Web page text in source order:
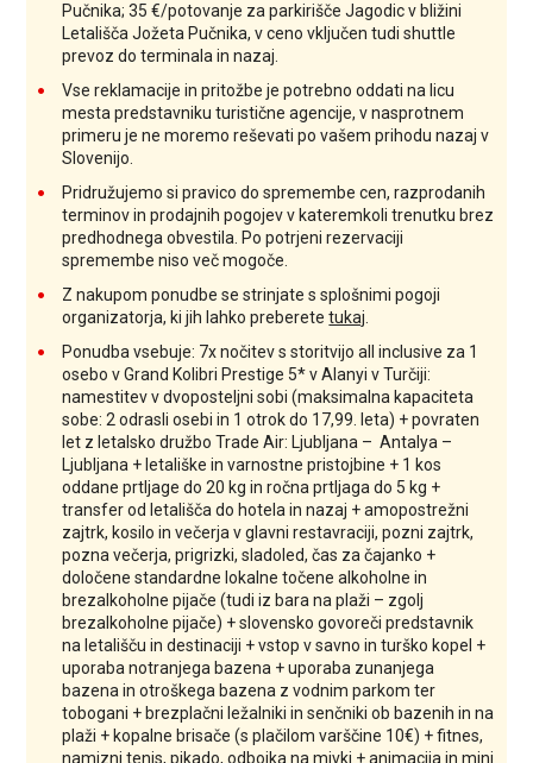
Pučnika; 35 €/potovanje za parkirišče Jagodic v bližini
Letališča Jožeta Pučnika, v ceno vključen tudi shuttle
prevoz do terminala in nazaj.
Vse reklamacije in pritožbe je potrebno oddati na licu
mesta predstavniku turistične agencije, v nasprotnem
primeru je ne moremo reševati po vašem prihodu nazaj v
Slovenijo.
Pridružujemo si pravico do spremembe cen, razprodanih
terminov in prodajnih pogojev v kateremkoli trenutku brez
predhodnega obvestila. Po potrjeni rezervaciji
spremembe niso več mogoče.
Z nakupom ponudbe se strinjate s splošnimi pogoji
organizatorja, ki jih lahko preberetetukaj
Ponudba vsebuje: 7x nočitev s storitvijo all inclusive za 1
osebo v Grand Kolibri Prestige 5* v Alanyi v Turčiji:
namestitev v dvoposteljni sobi (maksimalna kapaciteta
sobe: 2 odrasli osebi in 1 otrok do 17,99. leta) + povraten
let z letalsko družbo Trade Air: Ljubljana – Antalya –
Ljubljana + letališke in varnostne pristojbine + 1 kos
oddane prtljage do 20 kg in ročna prtljaga do 5 kg +
transfer od letališča do hotela in nazaj + amopostrežni
zajtrk, kosilo in večerja v glavni restavraciji, pozni zajtrk,
pozna večerja, prigrizki, sladoled, čas za čajanko +
določene standardne lokalne točene alkoholne in
brezalkoholne pijače (tudi iz bara na plaži – zgolj
brezalkoholne pijače) +slovensko govoreči predstavnik
na letališču in destinaciji + vstop v savno in turško kopel +
uporaba notranjega bazena + uporaba zunanjega
bazena in otroškega bazena z vodnim parkom ter
tobogani + brezplačni ležalniki in senčniki ob bazenih in na
plaži + kopalne brisače (s plačilom varščine 10€) +fitnes,
namizni tenis, pikado, odbojka na mivki +animacija in mini